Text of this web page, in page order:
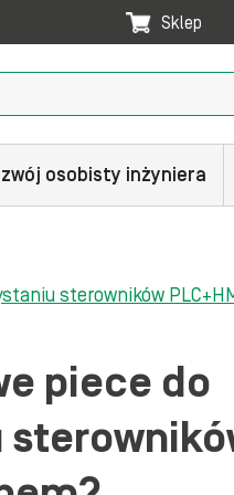
Sklep
osobisty inżyniera
sterowników
piece do